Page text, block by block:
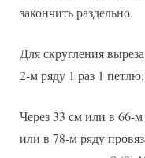
закончить раздельно.
Для скругления
2-м ряду 1 раз 1 петлю.
Через 33 см или в 66-
или в 78-м ряду